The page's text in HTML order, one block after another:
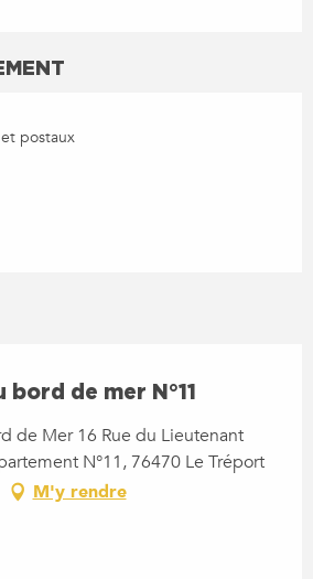
postaux
bord de mer N°11
de Mer 16 Rue du Lieutenant
N°11, 76470 Le Tréport
M'y rendre